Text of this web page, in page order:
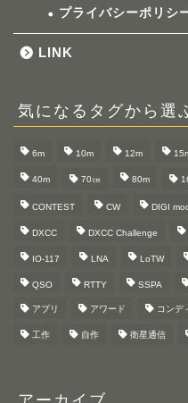
プライバシーポリシ
LINK
気になるタグから選
6m 10m 12m
40m 70㎝ 80m
CONTEST CW DIGI
DXCC DXCC Challenge
IO-117 LNA LoTW
QSO RTTY SSPA
アプリ アワード コンデ
工作 自作 衛星通信